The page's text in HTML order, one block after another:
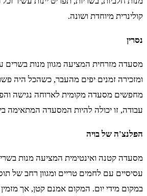
קולינרית מיוחדת ושונה.
נסרין
מסעדה מזרחית המציעה מגוון מנות בשרים
ומזכירה זמנים יפים מהעבר, כשהכל היה
מחפשים מסעדה מקומית לארוחה נגישה
עבודה, זו יכולה להיות המסעדה המתאימה
הפלנצ'ה של בויה
מסעדה קטנה ואינטימית המציעה מנות
עסיסיים עם לחמים טריים ומגוון רחב של
במקום מידי יום. המקום אמנם קטן, אך